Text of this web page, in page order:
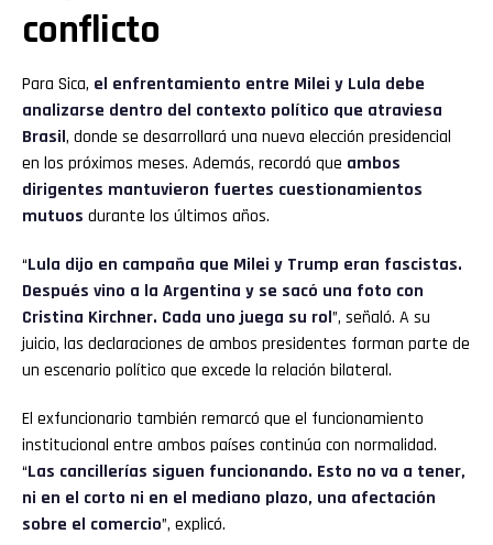
conflicto
Para Sica, el enfrentamiento entre Milei y Lula debe
analizarse dentro del contexto político que atraviesa
Brasil, donde se desarrollará una nueva elección presidencial
en los próximos meses. Además, recordó que ambos
dirigentes mantuvieron fuertes cuestionamientos
mutuos durante los últimos años.
“Lula dijo en campaña que Milei y Trump eran fascistas.
Después vino a la Argentina y se sacó una foto con
Cristina Kirchner. Cada uno juega su rol”, señaló. A su
juicio, las declaraciones de ambos presidentes forman parte de
un escenario político que excede la relación bilateral.
El exfuncionario también remarcó que el funcionamiento
institucional entre ambos países continúa con normalidad.
“Las cancillerías siguen funcionando. Esto no va a tener,
ni en el corto ni en el mediano plazo, una afectación
sobre el comercio”, explicó.